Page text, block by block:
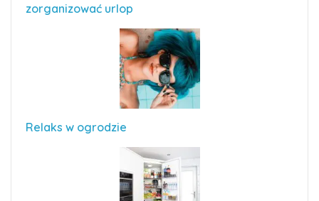
zorganizować urlop
Relaks w ogrodzie